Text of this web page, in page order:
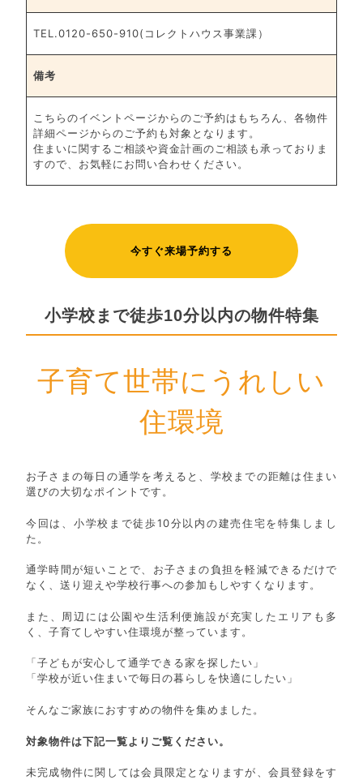
TEL.0120-650-910(コレクトハウス事業課）
備考
こちらのイベントページからのご予約はもちろん、各物件
詳細ページからのご予約も対象となります。
住まいに関するご相談や資金計画のご相談も承っておりま
今すぐ来場予約する
小学校まで徒歩10分以内の物件特集
子育て世帯にうれしい
住環境
お子さまの毎日の通学を考えると、学校までの距離は住まい
選びの大切なポイントです。
今回は、小学校まで徒歩10分以内の建売住宅を特集しまし
た。
通学時間が短いことで、お子さまの負担を軽減できるだけで
なく、送り迎えや学校行事への参加もしやすくなります。
また、周辺には公園や生活利便施設が充実したエリアも多
く、子育てしやすい住環境が整っています。
「子どもが安心して通学できる家を探したい」
「学校が近い住まいで毎日の暮らしを快適にしたい」
そんなご家族におすすめの物件を集めました。
対象物件は下記一覧よりご覧ください。
未完成物件に関しては会員限定となりますが、会員登録をす